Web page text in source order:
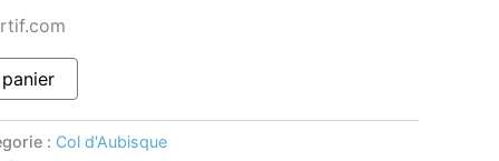
: Col d'Aubisque